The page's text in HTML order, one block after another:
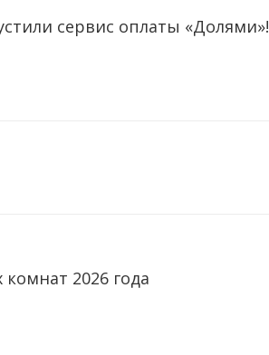
сервис оплаты «Долями»!
2026 года